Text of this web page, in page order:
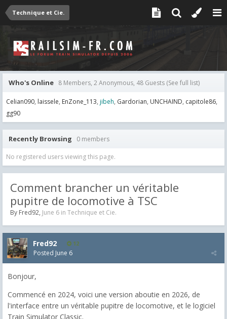
Technique et Cie.
Who's Online 8 Members, 2 Anonymous, 48 Guests (See full list)
Celian090 laissele EnZone_113 jibeh Gardorian UNCHAIND capitole86
gg90
Recently Browsing 0 members
No registered users viewing this page.
Comment brancher un véritable
pupitre de locomotive à TSC
By Fred92, June 6 in Technique et Cie.
Fred92 12
Posted June 6
Bonjour,
Commencé en 2024, voici une version aboutie en 2026, de
l'interface entre un véritable pupitre de locomotive, et le logiciel
Train Simulator Classic.